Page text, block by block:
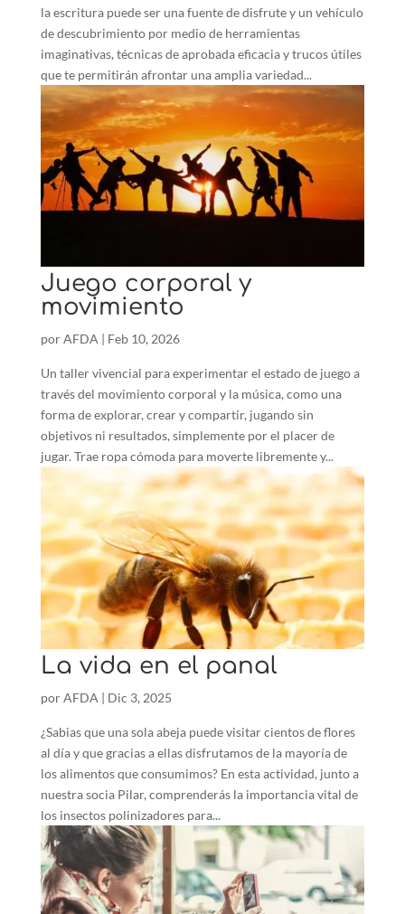
la escritura puede ser una fuente de disfrute y un vehículo
de descubrimiento por medio de herramientas
imaginativas, técnicas de aprobada eficacia y trucos útiles
que te permitirán afrontar una amplia variedad...
Juego corporal y
movimiento
porAFDA | Feb 10, 2026
Un taller vivencial para experimentar el estado de juego a
través del movimiento corporal y la música, como una
forma de explorar, crear y compartir, jugando sin
objetivos ni resultados, simplemente por el placer de
jugar. Trae ropa cómoda para moverte libremente y...
La vida en el panal
porAFDA | Dic 3, 2025
¿Sabias que una sola abeja puede visitar cientos de flores
al día y que gracias a ellas disfrutamos de la mayoría de
los alimentos que consumimos? En esta actividad, junto a
nuestra socia Pilar, comprenderás la importancia vital de
los insectos polinizadores para...